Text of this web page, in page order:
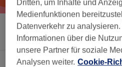
Sortieren nach Beliebiger
Ein Salon, der anbietet: pediküre in
Dritten, um Inhalte und
Medienfunktionen
Datenverkehr zu
Informationen über die
unsere Partner für soziale
Analysen weiter. Cookie-